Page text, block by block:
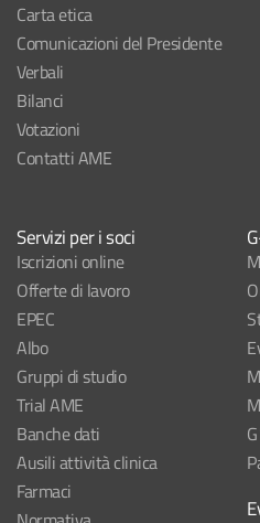
Carta etica
Comunicazioni del Presidente
Verbali
Bilanci
Votazioni
Contatti AME
Servizi per i soci
Iscrizioni online
Offerte di lavoro
EPEC
Albo
Gruppi di studio
Trial AME
Banche dati
Ausili attività clinica
Farmaci